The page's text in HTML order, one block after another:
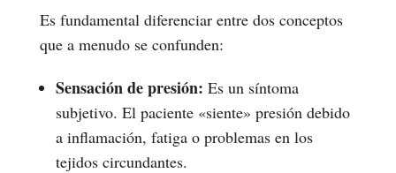
Es fundamental diferenciar entre dos conceptos
que a menudo se confunden:
Sensación de presión: Es un síntoma
subjetivo. El paciente «siente» presión debido
a inflamación, fatiga o problemas en los
tejidos circundantes.